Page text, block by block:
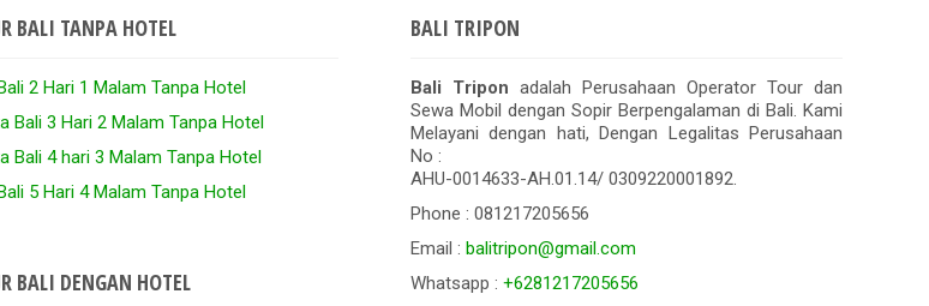
BALI TANPA HOTEL
2 Hari 1 Malam Tanpa Hotel
Bali 3 Hari 2 Malam Tanpa Hotel
Bali 4 hari 3 Malam Tanpa Hotel
5 Hari 4 Malam Tanpa Hotel
BALI DENGAN HOTEL
BALI TRIPON
Bali Tripon adalah Perusahaan Operator Tour dan
Sewa Mobil dengan Sopir Berpengalaman di Bali. Kami
Melayani dengan hati, Dengan Legalitas Perusahaan
No :
AHU-0014633-AH.01.14/ 0309220001892.
Phone : 081217205656
Email : balitripon@gmail.com
Whatsapp : +6281217205656